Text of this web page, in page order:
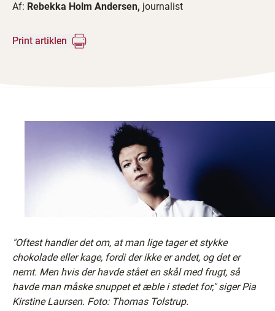
Af: Rebekka Holm Andersen, journalist
Print artiklen
"Oftest handler det om, at man lige tager et stykke
chokolade eller kage, fordi der ikke er andet, og det er
nemt. Men hvis der havde stået en skål med frugt, så
havde man måske snuppet et æble i stedet for," siger Pia
Kirstine Laursen. Foto: Thomas Tolstrup.